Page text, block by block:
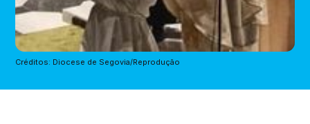
Créditos: Diocese de Segovia/Reprodução